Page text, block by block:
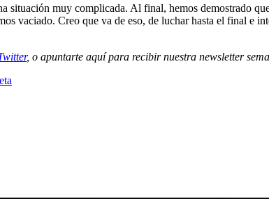
situación muy complicada. Al final, hemos demostrado
vaciado. Creo que va de eso, de luchar hasta el final e
, o apuntarte aquí para recibirnuestra newsletter